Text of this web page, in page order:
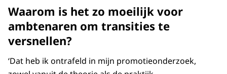
Waarom is het zo moeilijk voor
ambtenaren om transities te
versnellen?
‘Dat heb ik ontrafeld in mijn promotieonderzoek,